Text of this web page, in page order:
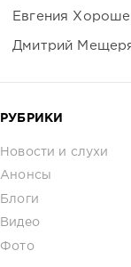
Евгения
Дмитрий
РУБРИКИ
Новости и слухи
Анонсы
Блоги
Видео
Фото